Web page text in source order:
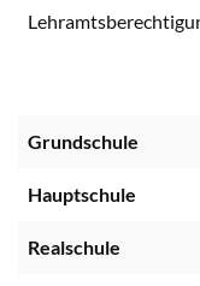
Grundschule
Hauptschule
Realschule